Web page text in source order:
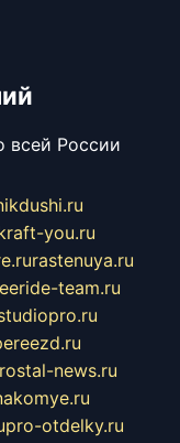
всей России
you.ru
rastenuya.ru
team.ru
news.ru
pro-otdelky.ru